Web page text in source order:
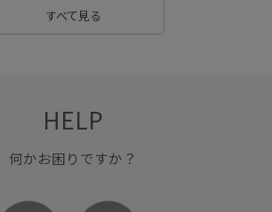
細見え
高見え
すべて見る
HELP
何かお困りですか？